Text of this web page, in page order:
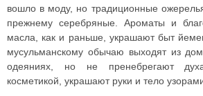
вошло в моду, но традиционные
прежнему серебряные. Ароматы и
масла, как и раньше, украшают быт
мусульманскому обычаю выходят из
одеяниях, но не пренебрегают
косметикой, украшают руки и тело